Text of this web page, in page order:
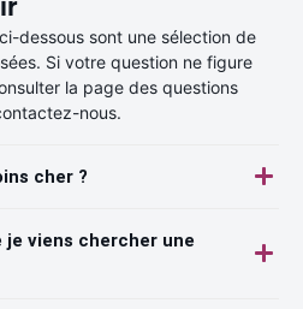
dessous sont une sélection de
Si votre question ne figure
la page des questions
nous.
cher ?
je viens chercher une